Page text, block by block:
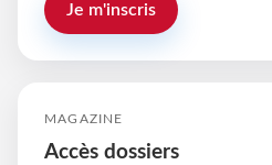
Je m'inscris
MAGAZINE
Accès dossiers